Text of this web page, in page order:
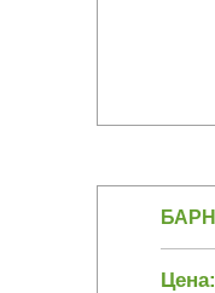
Цена: